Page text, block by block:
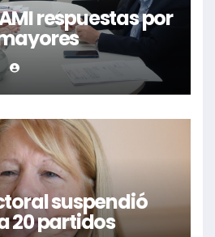
respuestas por
suspendió
20 partidos